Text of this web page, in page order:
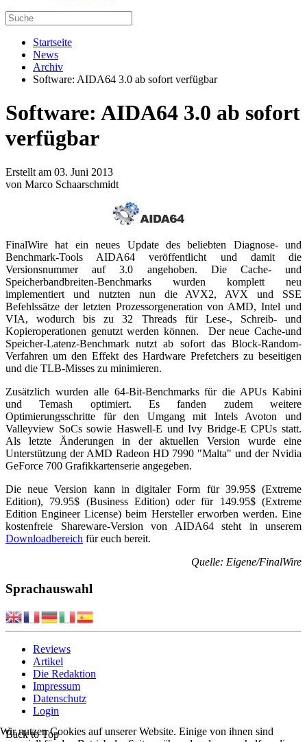
Startseite
News
Archiv
Software: AIDA64 3.0 ab sofort verfügbar
Software: AIDA64 3.0 ab sofort
verfügbar
Erstellt am 03. Juni 2013
von Marco Schaarschmidt
FinalWire hat ein neues Update des beliebten Diagnose- und
Benchmark-Tools AIDA64 veröffentlicht und damit die
Versionsnummer auf 3.0 angehoben. Die Cache- und
Speicherbandbreiten-Benchmarks wurden komplett neu
implementiert und nutzten nun die AVX2, AVX und SSE
Befehlssätze der letzten Prozessorgeneration von AMD, Intel und
VIA, wodurch bis zu 32 Threads für Lese-, Schreib- und
Kopieroperationen genutzt werden können. Der neue Cache-und
Speicher-Latenz-Benchmark nutzt ab sofort das Block-Random-
Verfahren um den Effekt des Hardware Prefetchers zu beseitigen
und die TLB-Misses zu minimieren.
Zusätzlich wurden alle 64-Bit-Benchmarks für die APUs Kabini
und Temash optimiert. Es fanden zudem weitere
Optimierungsschritte für den Umgang mit Intels Avoton und
Valleyview SoCs sowie Haswell-E und Ivy Bridge-E CPUs statt.
Als letzte Änderungen in der aktuellen Version wurde eine
Unterstützung der AMD Radeon HD 7990 "Malta" und der Nvidia
GeForce 700 Grafikkartenserie angegeben.
Die neue Version kann in digitaler Form für 39.95$ (Extreme
Edition), 79.95$ (Business Edition) oder für 149.95$ (Extreme
Edition Engineer License) beim Hersteller erworben werden. Eine
kostenfreie Shareware-Version von AIDA64 steht in unserem
Downloadbereich für euch bereit.
Quelle: Eigene/FinalWire
Sprachauswahl
Reviews
Artikel
Die Redaktion
Impressum
Datenschutz
Login
Back to Top
Wir nutzen Cookies auf unserer Website. Einige von ihnen sind